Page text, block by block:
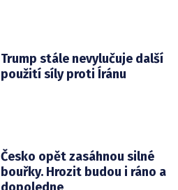
Trump stále nevylučuje další
použití síly proti Íránu
Česko opět zasáhnou silné
bouřky. Hrozit budou i ráno a